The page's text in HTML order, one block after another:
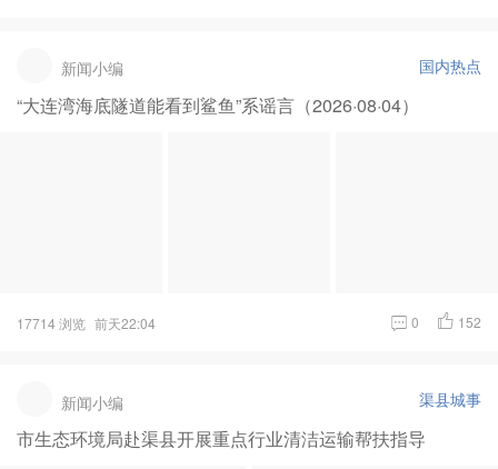
新闻小编 国内热点
“大连湾海底隧道能看到鲨鱼”系谣言（2026·08·04）
17714 浏览 前天22:04 0 152
新闻小编 渠县城事
市生态环境局赴渠县开展重点行业清洁运输帮扶指导